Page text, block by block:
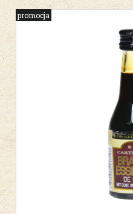
promocja